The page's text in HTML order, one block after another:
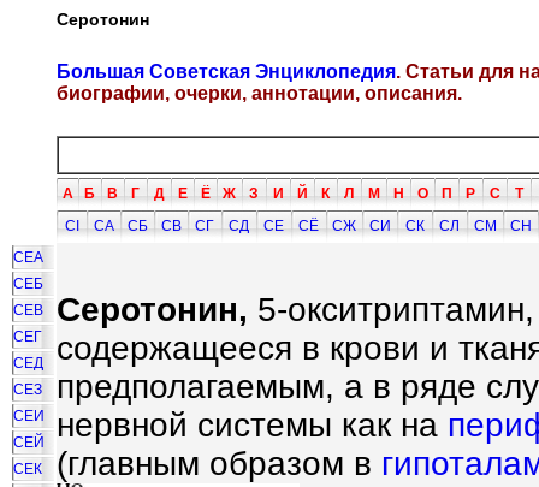
Серотонин
Большая Советская Энциклопедия. Статьи для
биографии, очерки, аннотации, описания.
А Б В Г Д Е Ё Ж З И Й К Л М Н О П Р С Т
СI
СА СБ СВ СГ СД СЕ СЁ СЖ СИ СК СЛ СМ
СН
СЕА
СЕБ
СЕВ
СЕГ
СЕД
СЕЗ
СЕИ
СЕЙ
СЕК
Серотонин, 5-
содержащееся в крови и
предполагаемым, а в ряде
нервной системы как на
(главным образом в